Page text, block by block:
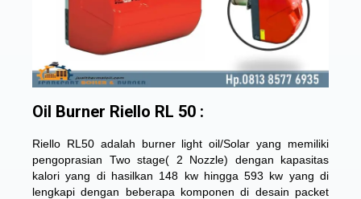
Oil Burner Riello RL 50 :
Riello RL50 adalah burner light oil/Solar yang memiliki
pengoprasian Two stage( 2 Nozzle) dengan kapasitas
kalori yang di hasilkan 148 kw hingga 593 kw yang di
lengkapi dengan beberapa komponen di desain packet